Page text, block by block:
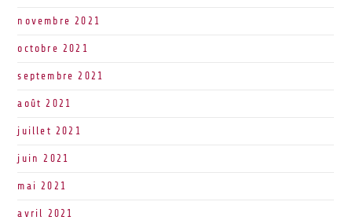
novembre 2021
octobre 2021
septembre 2021
août 2021
juillet 2021
juin 2021
mai 2021
avril 2021